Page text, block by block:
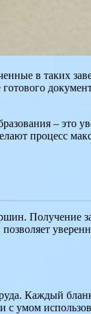
в таких
готового
– это
процесс
Получение
Каждый
с умом